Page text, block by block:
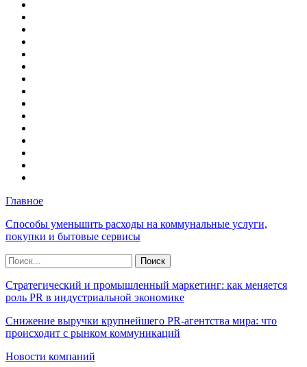
Главное
Способы уменьшить расходы на коммунальные услуги,
покупки и бытовые сервисы
Стратегический и промышленный маркетинг: как меняется
роль PR в индустриальной экономике
Снижение выручки крупнейшего PR-агентства мира: что
происходит с рынком коммуникаций
Новости компаний